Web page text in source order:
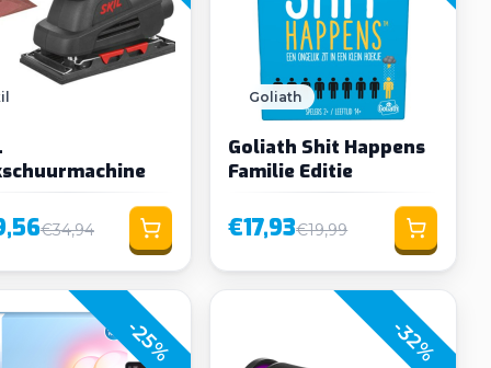
€34,94
Goliath
Goliath Shit Happens
Familie Editie
€17,93€19,99
-25% -32%